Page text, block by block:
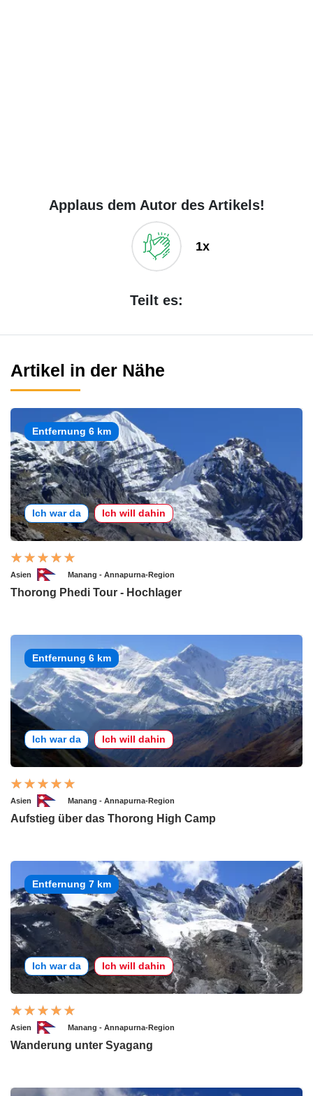
Applaus dem Autor des Artikels!
1x
Teilt es:
Artikel in der Nähe
Entfernung 6 km
Ich war da Ich will dahin
Asien Manang - Annapurna-Region
Thorong Phedi Tour - Hochlager
Entfernung 6 km
Ich war da Ich will dahin
Asien Manang - Annapurna-Region
Aufstieg über das Thorong High Camp
Entfernung 7 km
Ich war da Ich will dahin
Asien Manang - Annapurna-Region
Wanderung unter Syagang